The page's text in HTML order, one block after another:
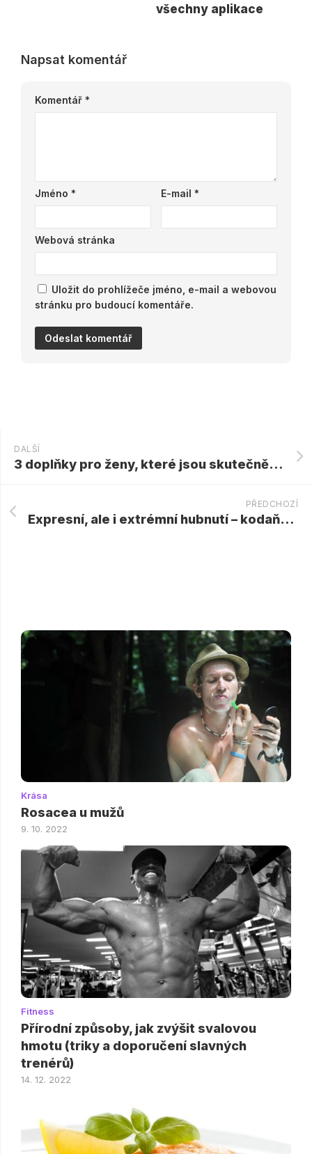
všechny aplikace
Napsat komentář
Komentář *
Jméno * E-mail *
Webová stránka
Uložit do prohlížeče jméno, e-mail a webovou
stránku pro budoucí komentáře.
DALŠÍ
3 doplňky pro ženy, které jsou skutečně užitečné
PŘEDCHOZÍ
Expresní, ale i extrémní hubnutí – kodaňská dieta
Krása
Rosacea u mužů
9. 10. 2022
Fitness
Přírodní způsoby, jak zvýšit svalovou
hmotu (triky a doporučení slavných
trenérů)
14. 12. 2022